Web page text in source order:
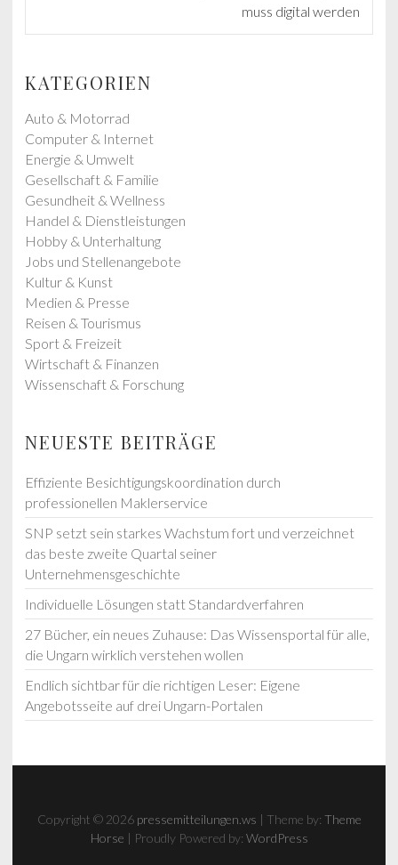
p
o
x
p
o
s
t
:
muss digital werden
KATEGORIEN
Auto & Motorrad
Computer & Internet
Energie & Umwelt
Gesellschaft & Familie
Gesundheit & Wellness
Handel & Dienstleistungen
Hobby & Unterhaltung
Jobs und Stellenangebote
Kultur & Kunst
Medien & Presse
Reisen & Tourismus
Sport & Freizeit
Wirtschaft & Finanzen
Wissenschaft & Forschung
NEUESTE BEITRÄGE
Effiziente Besichtigungskoordination durch
professionellen Maklerservice
SNP setzt sein starkes Wachstum fort und verzeichnet
das beste zweite Quartal seiner
Unternehmensgeschichte
Individuelle Lösungen statt Standardverfahren
27 Bücher, ein neues Zuhause: Das Wissensportal für alle,
die Ungarn wirklich verstehen wollen
Endlich sichtbar für die richtigen Leser: Eigene
Angebotsseite auf drei Ungarn-Portalen
Copyright © 2026 pressemitteilungen.ws | Theme by: Theme
Horse | Proudly Powered by: WordPress